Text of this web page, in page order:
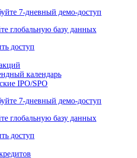
7-дневный
глобальную базу данных
доступ
IPO/SPO
7-дневный
глобальную базу данных